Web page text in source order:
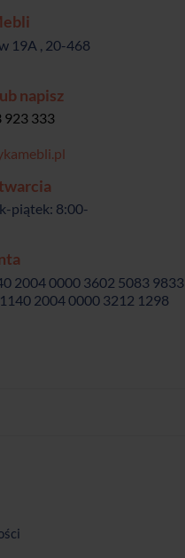
19A , 20-468
napisz
923 333
piątek: 8:00-
2004 0000 3602 5083 9833
2004 0000 3212 1298